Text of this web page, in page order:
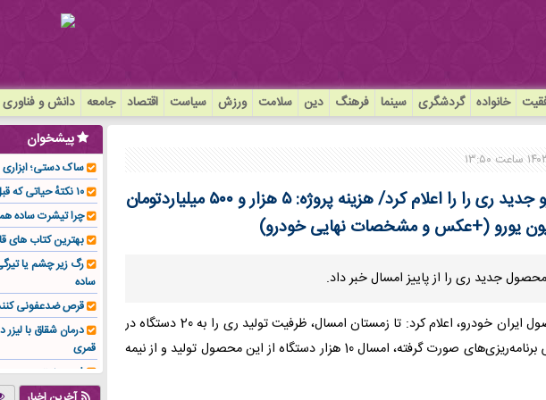
خانواده گردشگری سینما فرهنگ دین سلامت ورزش سیاست اقتصاد جامعه دانش و فناوری
ایران خودرو زمان فروش خودرو جدید ری را را اعلام کرد/ هزینه پروژه: ۵ هزار و ۵۰۰ میلیاردتومان
جدید ری را از پاییز امسال خبر داد.
معاون تحقیقات، طراحی و تکوین محصول ایران خودرو، اعلام کرد: تا زمستان امسال، ظرفیت تولید ری را به 20 دستگاه در
ساعت افزایش خواهد یافت و بر اساس برنامه‌ریزی‌های صورت گرفته، امسال 10 هزار دستگاه از این محصول تولید و از نیمه
پیشخوان
ساک دستی؛ ابزاری
۱۰ نکتهٔ حیاتی که قبل از کاشت ایمپلنت باید بدانید!
چرا تیشرت ساده
بهترین کتاب های
رگ زیر چشم یا
ساده
قرص ضدعفونی
درمان شقاق با لیزر
قمری
فوم صنعتی چیست و
تولیدکننده تهیه کرد؟